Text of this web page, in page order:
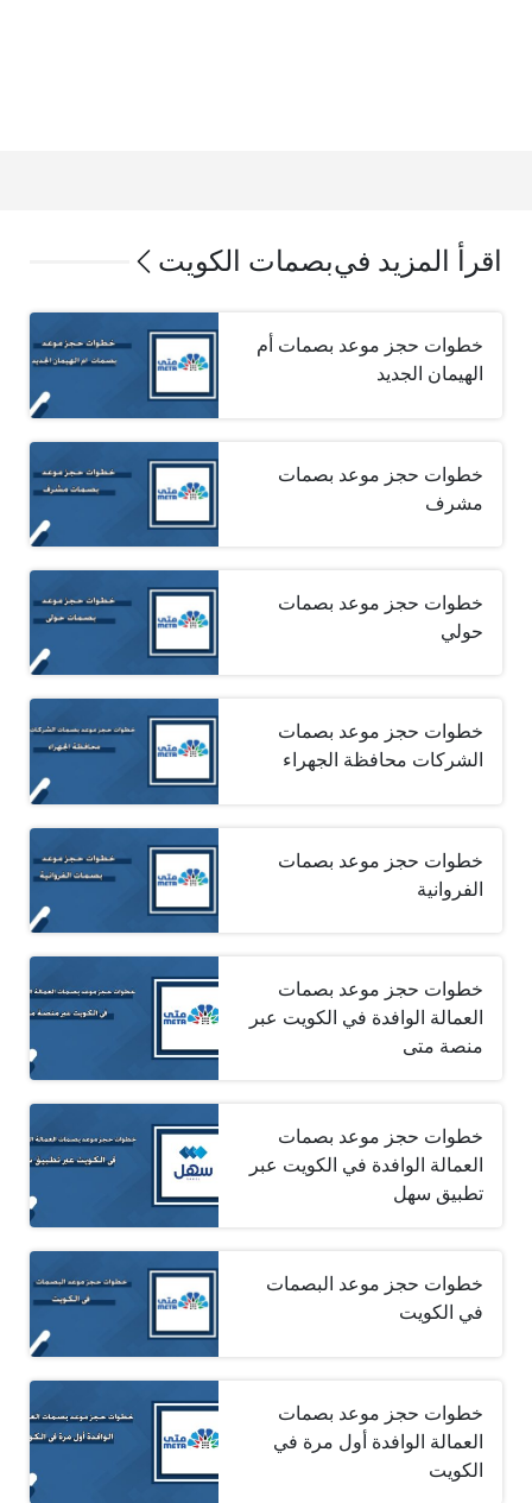
اقرأ المزيد فيبصمات الكويت
خطوات حجز موعد بصمات أم
الهيمان الجديد
خطوات حجز موعد بصمات
مشرف
خطوات حجز موعد بصمات
حولي
خطوات حجز موعد بصمات
الشركات محافظة الجهراء
خطوات حجز موعد بصمات
الفروانية
خطوات حجز موعد بصمات
العمالة الوافدة في الكويت عبر
منصة متى
خطوات حجز موعد بصمات
العمالة الوافدة في الكويت عبر
تطبيق سهل
خطوات حجز موعد البصمات
في الكويت
خطوات حجز موعد بصمات
العمالة الوافدة أول مرة في
الكويت